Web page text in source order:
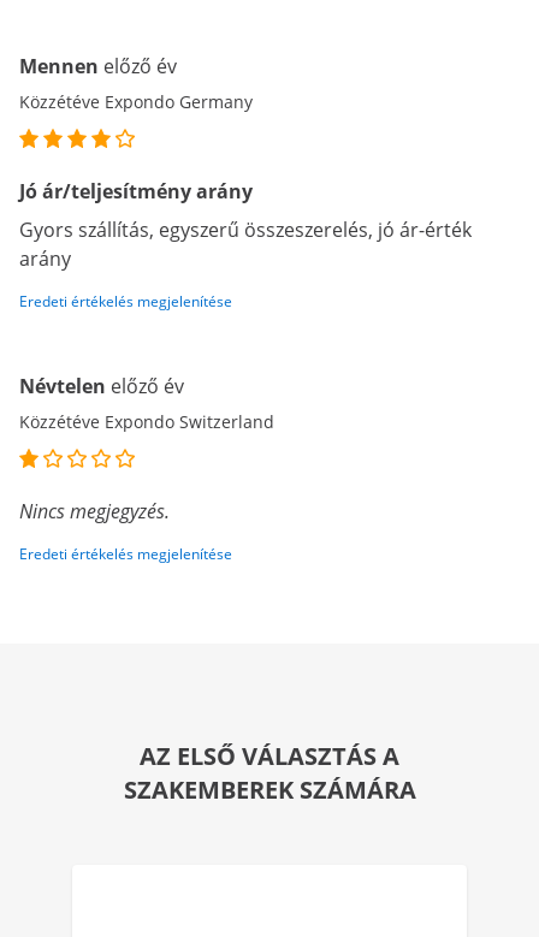
Mennen előző év
Közzétéve Expondo Germany
Jó ár/teljesítmény arány
Gyors szállítás, egyszerű összeszerelés, jó ár-érték
arány
Eredeti értékelés megjelenítése
Névtelen előző év
Közzétéve Expondo Switzerland
Nincs megjegyzés.
Eredeti értékelés megjelenítése
AZ ELSŐ VÁLASZTÁS A
SZAKEMBEREK SZÁMÁRA